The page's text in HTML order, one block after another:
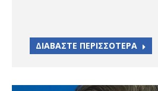
ΔΙΑΒΑΣΤΕ ΠΕΡΙΣΣΟΤΕΡΑ